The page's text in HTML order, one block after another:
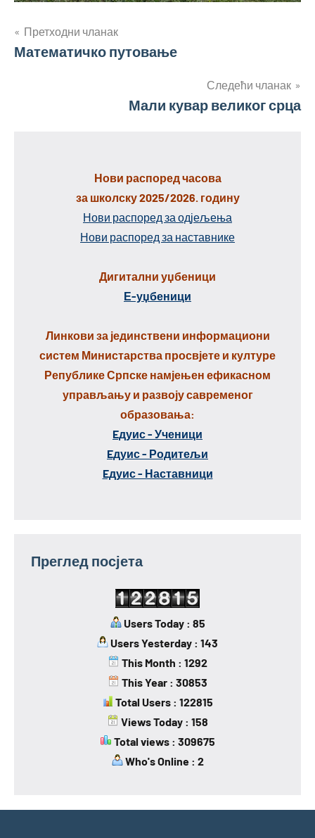
Кретање
чланка
Претходни чланак
Математичко путовање
Следећи чланак
Мали кувар великог срца
Нови распоред часова
за школску 2025/2026. годину
Нови распоред за одјељења
Нови распоред за наставнике
Дигитални уџбеници
Е-уџбеници
Линкови за јединствени информациони
систем Министарства просвјете и културе
Републике Српске намјењен ефикасном
управљању и развоју савременог
образовања:
Eдуис - Ученици
Eдуис - Родитељи
Eдуис - Наставници
Преглед посјета
Users Today : 85
Users Yesterday : 143
This Month : 1292
This Year : 30853
Total Users : 122815
Views Today : 158
Total views : 309675
Who's Online : 2